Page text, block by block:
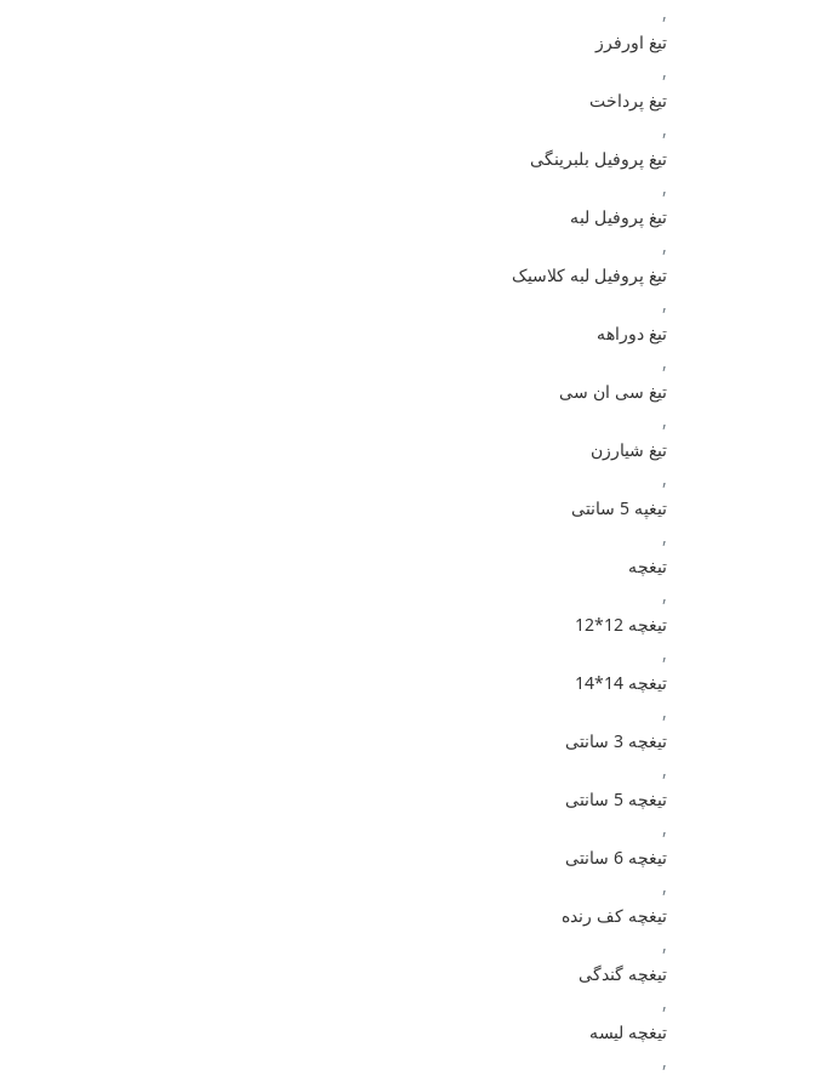
,
تیغ اورفرز
,
تیغ پرداخت
,
تیغ پروفیل بلبرینگی
,
تیغ پروفیل لبه
,
تیغ پروفیل لبه کلاسیک
,
تیغ دوراهه
,
تیغ سی ان سی
,
تیغ شیارزن
,
تیغپه 5 سانتی
,
تیغچه
,
تیغچه 12*12
,
تیغچه 14*14
,
تیغچه 3 سانتی
,
تیغچه 5 سانتی
,
تیغچه 6 سانتی
,
تیغچه کف رنده
,
تیغچه گندگی
,
تیغچه لیسه
,